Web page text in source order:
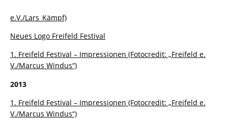
e.V./Lars_Kämpf)
Neues Logo Freifeld Festival
1. Freifeld Festival – Impressionen (Fotocredit: „Freifeld e.
V./Marcus Windus“)
2013
1. Freifeld Festival – Impressionen (Fotocredit: „Freifeld e.
V./Marcus Windus“)